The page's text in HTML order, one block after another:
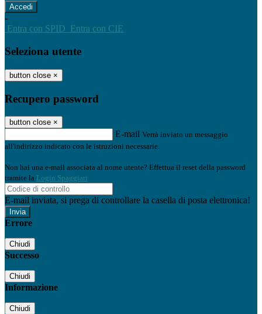
-
Entra con SPID Entra con CIE
Seleziona utente
button close ×
Recupero password
button close ×
E-mail Verrà inviato un messaggio
all'indirizzo indicato con le istruzioni necessarie.
Non hai una e-mail associata al nome utente? Effettua il reset della password
tramite la Login Spaggiari
E-mail inviata, si prega di controllare la casella di posta elettronica!
Errore
Chiudi
Successo
Chiudi
Informazione
Chiudi